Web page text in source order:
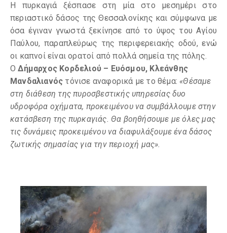
Η πυρκαγιά ξέσπασε στη μία στο μεσημέρι στο
περιαστικό δάσος της Θεσσαλονίκης και σύμφωνα με
όσα έγιναν γνωστά ξεκίνησε από το ύψος του Αγίου
Παύλου, παραπλεύρως της περιφερειακής οδού, ενώ
οι καπνοί είναι ορατοί από πολλά σημεία της πόλης.
ΟΔήμαρχος Κορδελιού – Ευόσμου, Κλεάνθης
Μανδαλιανός τόνισε αναφορικά με το θέμα: «Θέσαμε
στη διάθεση της πυροσβεστικής υπηρεσίας δυο
υδροφόρα οχήματα, προκειμένου να συμβάλλουμε στην
κατάσβεση της πυρκαγιάς. Θα βοηθήσουμε με όλες μας
τις δυνάμεις προκειμένου να διαφυλάξουμε ένα δάσος
ζωτικής σημασίας για την περιοχή μας».